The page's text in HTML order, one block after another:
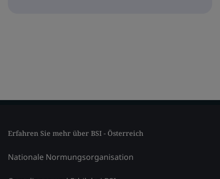
Erfahren Sie mehr über BSI - Österreich
Nationale Normungsorganisation